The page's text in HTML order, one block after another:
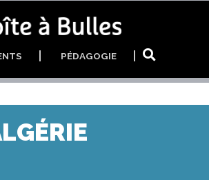
PÉDAGOGIE